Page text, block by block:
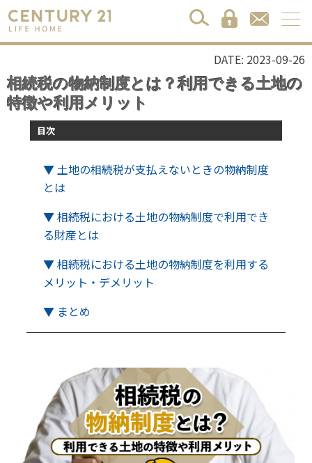
DATE: 2023-09-26
相続税の物納制度とは？利用できる土地の
特徴や利用メリット
目次
▼ 土地の相続税が支払えないときの物納制度
とは
▼ 相続税における土地の物納制度で利用でき
る財産とは
▼ 相続税における土地の物納制度を利用する
メリット・デメリット
▼ まとめ